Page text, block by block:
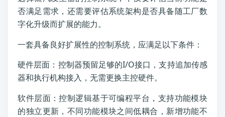
否满足需求，还需要评估系统架构是否具备随工厂数
字化升级而扩展的能力。
一套具备良好扩展性的控制系统，应满足以下条件：
硬件层面：控制器预留足够的I/O接口，支持追加传感
器和执行机构接入，无需更换主控硬件。
软件层面：控制逻辑基于可编程平台，支持功能模块
的独立更新，不同功能模块之间低耦合，新增功能不